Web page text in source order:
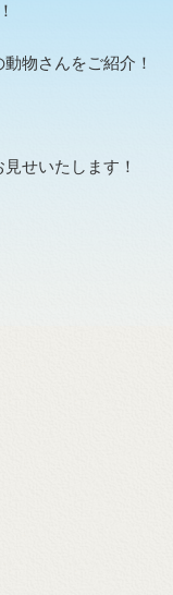
物さんをご紹介！
せいたします！